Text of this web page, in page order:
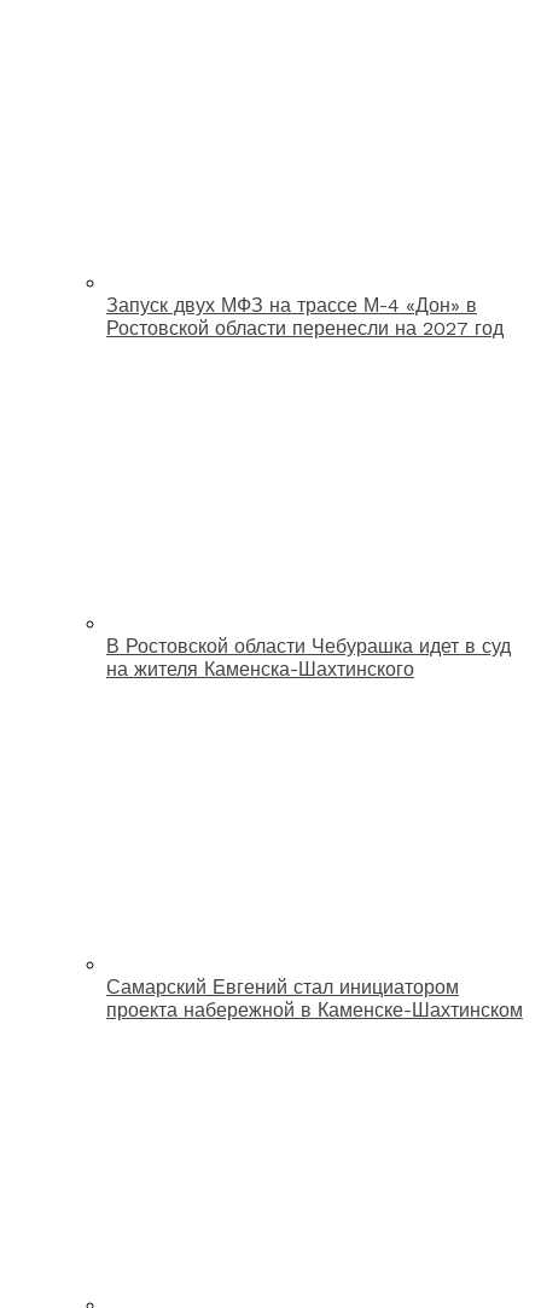
Запуск двух МФЗ на трассе М-4 «Дон» в
Ростовской области перенесли на 2027 год
В Ростовской области Чебурашка идет в суд
на жителя Каменска-Шахтинского
Самарский Евгений стал инициатором
проекта набережной в Каменске-Шахтинском